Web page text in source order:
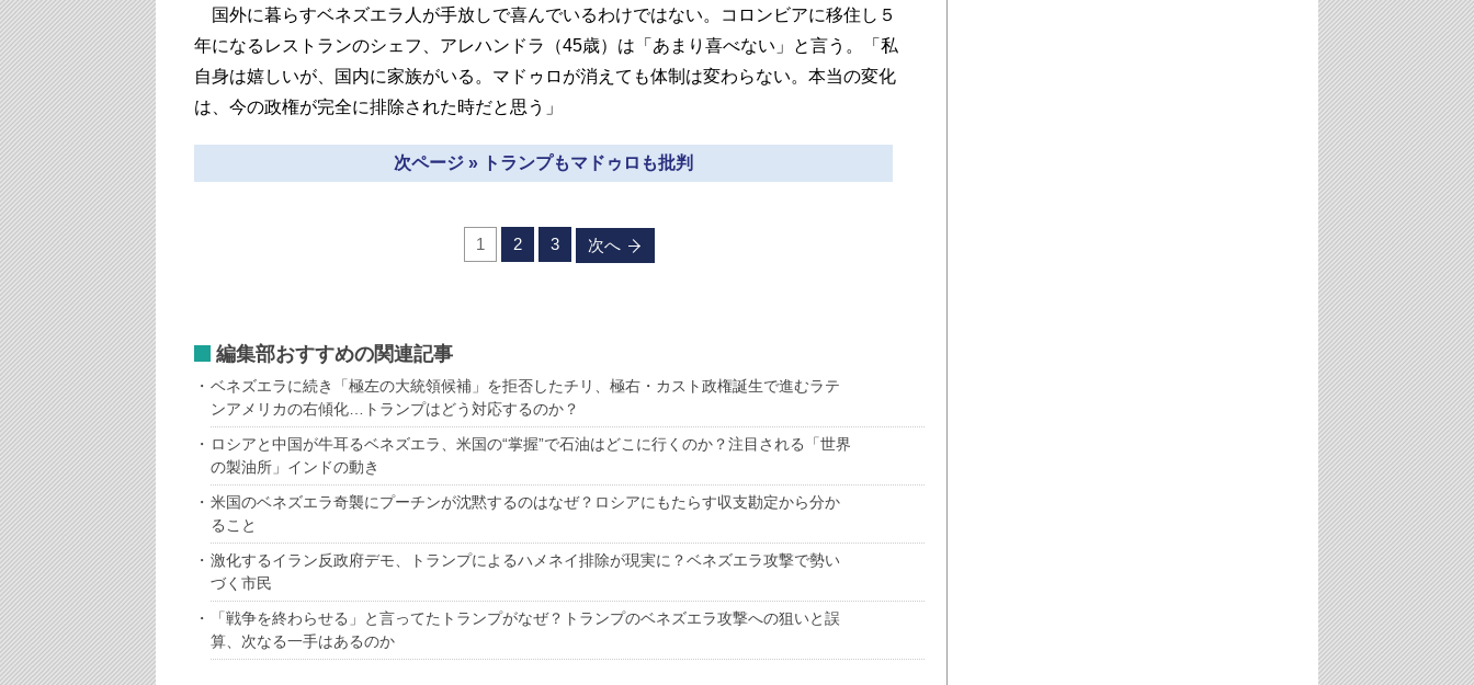
国外に暮らすベネズエラ人が手放しで喜んでいるわけではない。コロンビアに移住し５
年になるレストランのシェフ、アレハンドラ（45歳）は「あまり喜べない」と言う。「私
自身は嬉しいが、国内に家族がいる。マドゥロが消えても体制は変わらない。本当の変化
は、今の政権が完全に排除された時だと思う」
次ページ » トランプもマドゥロも批判
1 2 3 次へ
編集部おすすめの関連記事
ベネズエラに続き「極左の大統領候補」を拒否したチリ、極右・カスト政権誕生で進むラテ
ンアメリカの右傾化…トランプはどう対応するのか？
ロシアと中国が牛耳るベネズエラ、米国の“掌握”で石油はどこに行くのか？注目される「世界
の製油所」インドの動き
米国のベネズエラ奇襲にプーチンが沈黙するのはなぜ？ロシアにもたらす収支勘定から分か
ること
激化するイラン反政府デモ、トランプによるハメネイ排除が現実に？ベネズエラ攻撃で勢い
づく市民
「戦争を終わらせる」と言ってたトランプがなぜ？トランプのベネズエラ攻撃への狙いと誤
算、次なる一手はあるのか